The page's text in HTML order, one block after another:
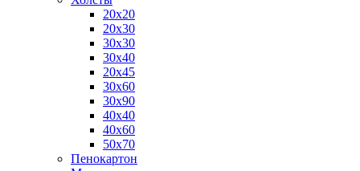
20х20
20х30
30х30
30х40
20х45
30х60
30х90
40х40
40х60
50х70
Пенокартон